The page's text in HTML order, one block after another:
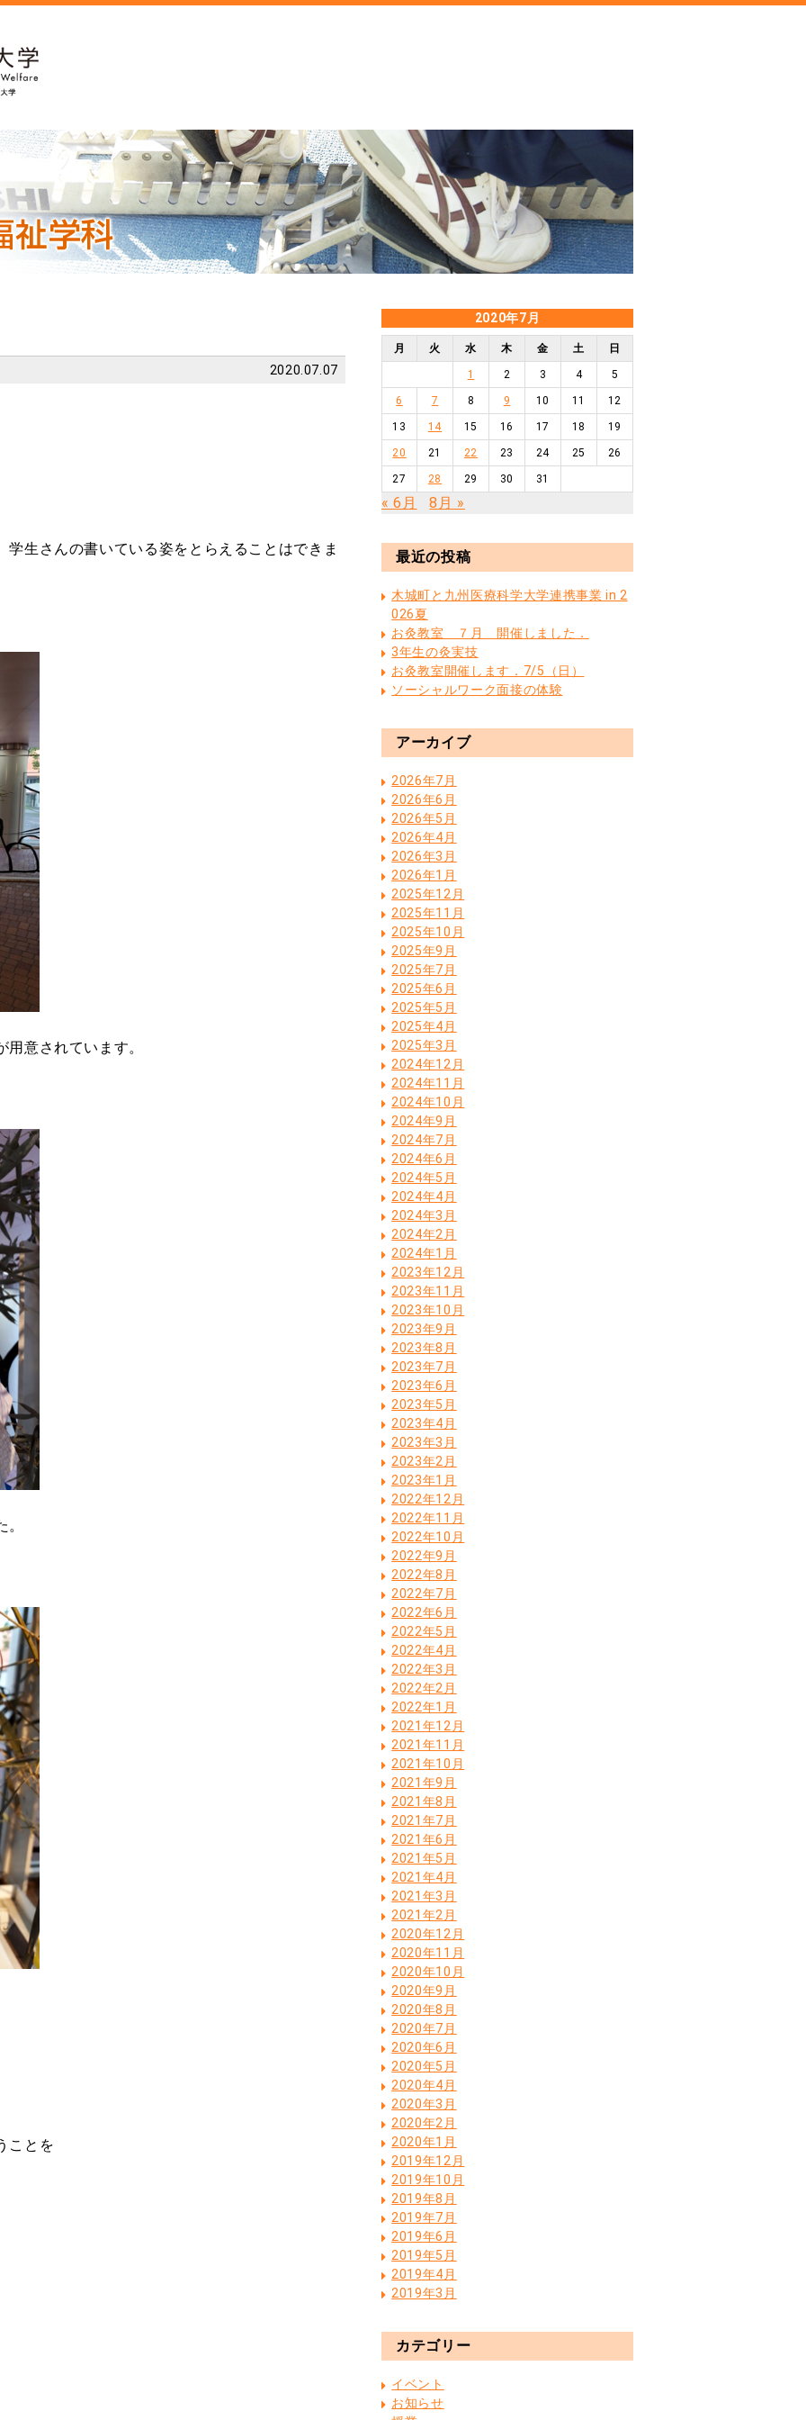
2020.07.07
生さんの書いている姿をとらえることはできま
意されています。
ことを
2020年7月
月 火 水 木 金 土 日
1 2 3 4 5
6 7 8 9 10 11 12
13 14 15 16 17 18 19
20 21 22 23 24 25 26
27 28 29 30 31
« 6月 8月 »
最近の投稿
木城町と九州医療科学大学連携事業 in 2
026夏
お灸教室 ７月 開催しました．
3年生の灸実技
お灸教室開催します．7/5（日）
ソーシャルワーク面接の体験
アーカイブ
2026年7月
2026年6月
2026年5月
2026年4月
2026年3月
2026年1月
2025年12月
2025年11月
2025年10月
2025年9月
2025年7月
2025年6月
2025年5月
2025年4月
2025年3月
2024年12月
2024年11月
2024年10月
2024年9月
2024年7月
2024年6月
2024年5月
2024年4月
2024年3月
2024年2月
2024年1月
2023年12月
2023年11月
2023年10月
2023年9月
2023年8月
2023年7月
2023年6月
2023年5月
2023年4月
2023年3月
2023年2月
2023年1月
2022年12月
2022年11月
2022年10月
2022年9月
2022年8月
2022年7月
2022年6月
2022年5月
2022年4月
2022年3月
2022年2月
2022年1月
2021年12月
2021年11月
2021年10月
2021年9月
2021年8月
2021年7月
2021年6月
2021年5月
2021年4月
2021年3月
2021年2月
2020年12月
2020年11月
2020年10月
2020年9月
2020年8月
2020年7月
2020年6月
2020年5月
2020年4月
2020年3月
2020年2月
2020年1月
2019年12月
2019年10月
2019年8月
2019年7月
2019年6月
2019年5月
2019年4月
2019年3月
カテゴリー
イベント
お知らせ